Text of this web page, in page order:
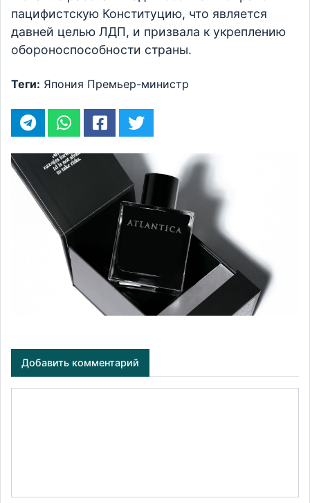
пацифистскую Конституцию, что является
давней целью ЛДП, и призвала к укреплению
обороноспособности страны.
Теги: Япония Премьер-министр
Добавить комментарий